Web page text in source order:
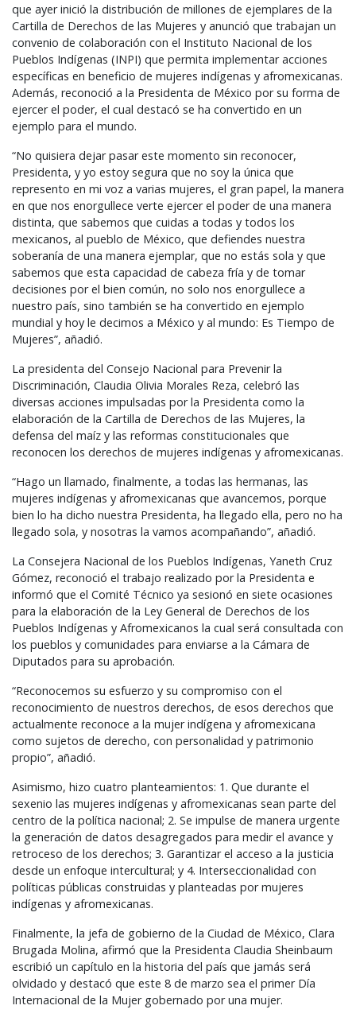
que ayer inició la distribución de millones de ejemplares de la
Cartilla de Derechos de las Mujeres y anunció que trabajan un
convenio de colaboración con el Instituto Nacional de los
Pueblos Indígenas (INPI) que permita implementar acciones
específicas en beneficio de mujeres indígenas y afromexicanas.
Además, reconoció a la Presidenta de México por su forma de
ejercer el poder, el cual destacó se ha convertido en un
ejemplo para el mundo.
“No quisiera dejar pasar este momento sin reconocer,
Presidenta, y yo estoy segura que no soy la única que
represento en mi voz a varias mujeres, el gran papel, la manera
en que nos enorgullece verte ejercer el poder de una manera
distinta, que sabemos que cuidas a todas y todos los
mexicanos, al pueblo de México, que defiendes nuestra
soberanía de una manera ejemplar, que no estás sola y que
sabemos que esta capacidad de cabeza fría y de tomar
decisiones por el bien común, no solo nos enorgullece a
nuestro país, sino también se ha convertido en ejemplo
mundial y hoy le decimos a México y al mundo: Es Tiempo de
Mujeres”, añadió.
La presidenta del Consejo Nacional para Prevenir la
Discriminación, Claudia Olivia Morales Reza, celebró las
diversas acciones impulsadas por la Presidenta como la
elaboración de la Cartilla de Derechos de las Mujeres, la
defensa del maíz y las reformas constitucionales que
reconocen los derechos de mujeres indígenas y afromexicanas.
“Hago un llamado, finalmente, a todas las hermanas, las
mujeres indígenas y afromexicanas que avancemos, porque
bien lo ha dicho nuestra Presidenta, ha llegado ella, pero no ha
llegado sola, y nosotras la vamos acompañando”, añadió.
La Consejera Nacional de los Pueblos Indígenas, Yaneth Cruz
Gómez, reconoció el trabajo realizado por la Presidenta e
informó que el Comité Técnico ya sesionó en siete ocasiones
para la elaboración de la Ley General de Derechos de los
Pueblos Indígenas y Afromexicanos la cual será consultada con
los pueblos y comunidades para enviarse a la Cámara de
Diputados para su aprobación.
“Reconocemos su esfuerzo y su compromiso con el
reconocimiento de nuestros derechos, de esos derechos que
actualmente reconoce a la mujer indígena y afromexicana
como sujetos de derecho, con personalidad y patrimonio
propio”, añadió.
Asimismo, hizo cuatro planteamientos: 1. Que durante el
sexenio las mujeres indígenas y afromexicanas sean parte del
centro de la política nacional; 2. Se impulse de manera urgente
la generación de datos desagregados para medir el avance y
retroceso de los derechos; 3. Garantizar el acceso a la justicia
desde un enfoque intercultural; y 4. Interseccionalidad con
políticas públicas construidas y planteadas por mujeres
indígenas y afromexicanas.
Finalmente, la jefa de gobierno de la Ciudad de México, Clara
Brugada Molina, afirmó que la Presidenta Claudia Sheinbaum
escribió un capítulo en la historia del país que jamás será
olvidado y destacó que este 8 de marzo sea el primer Día
Internacional de la Mujer gobernado por una mujer.